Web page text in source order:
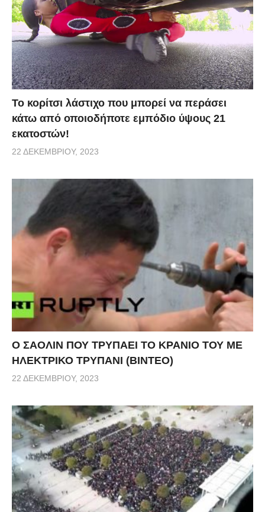
Το κορίτσι λάστιχο που μπορεί να περάσει
κάτω από οποιοδήποτε εμπόδιο ύψους 21
εκατοστών!
22 ΔΕΚΕΜΒΡΊΟΥ, 2023
Ο ΣΑΟΛΙΝ ΠΟΥ ΤΡΥΠΑΕΙ ΤΟ ΚΡΑΝΙΟ ΤΟΥ ΜΕ
ΗΛΕΚΤΡΙΚΟ ΤΡΥΠΑΝΙ (ΒΙΝΤΕΟ)
22 ΔΕΚΕΜΒΡΊΟΥ, 2023